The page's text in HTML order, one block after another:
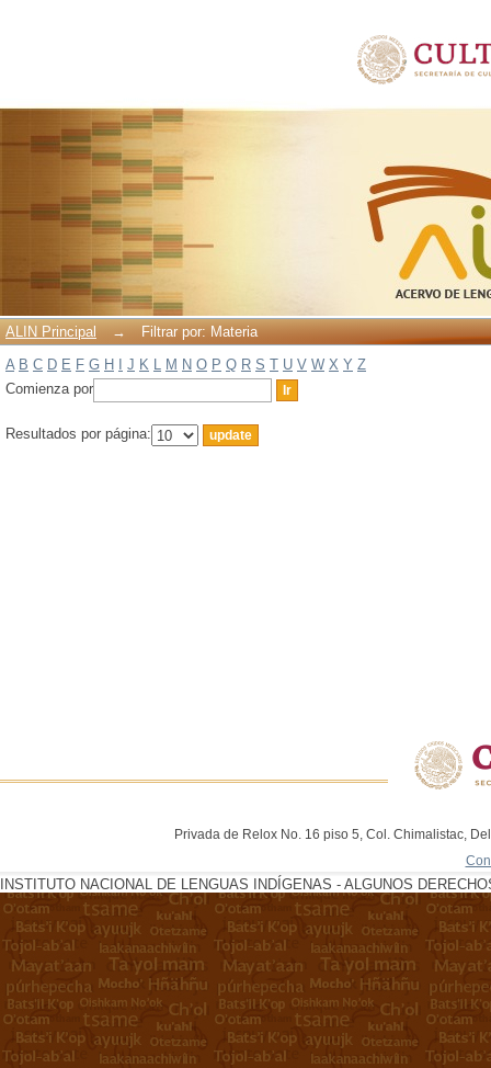
ALIN Principal →
Filtrar por: Materia
A B C D E F G H J K L M N O P Q R S T U V W X Y Z
Comienza por
Resultados por página:
Privada de Relox No. 16 piso 5, Col. Chimalistac,
INSTITUTO NACIONAL DE LENGUAS INDÍGENAS - ALGUNOS